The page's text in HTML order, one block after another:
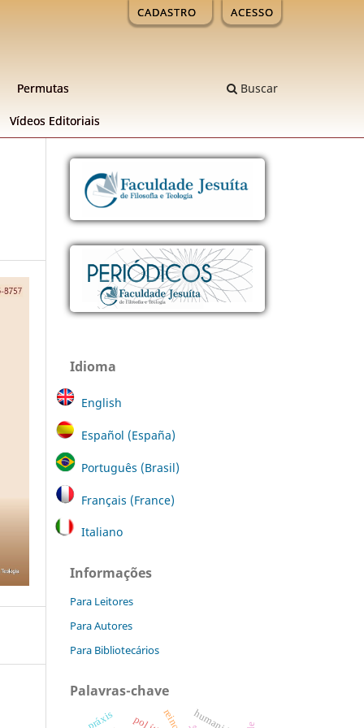
Permutas
Ví­deos Editoriais
Buscar
CADASTRO ACESSO
Idioma
English
Español (España)
Português (Brasil)
Français (France)
Italiano
Informações
Para Leitores
Para Autores
Para Bibliotecários
Palavras-chave
práxis reino.